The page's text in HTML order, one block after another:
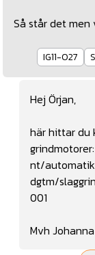
Så står det
IG11-027
Hej Örjan,
här hittar du
grindmotorer:
nt/
dgtm/
001
Mvh Johanna